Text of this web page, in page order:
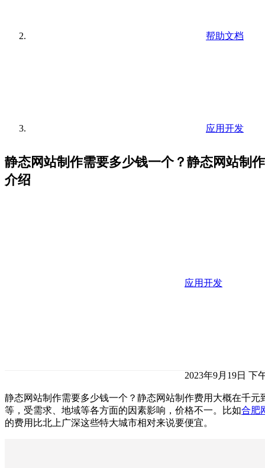
帮助文档
应用开发
静态网站制作需要多少钱一个？静态网站制
介绍
应用开发
2023年9月19日 下
静态网站制作需要多少钱一个？静态网站制作费用大概在千元
等，受需求、地域等各方面的因素影响，价格不一。比如合肥
的费用比北上广深这些特大城市相对来说要便宜。